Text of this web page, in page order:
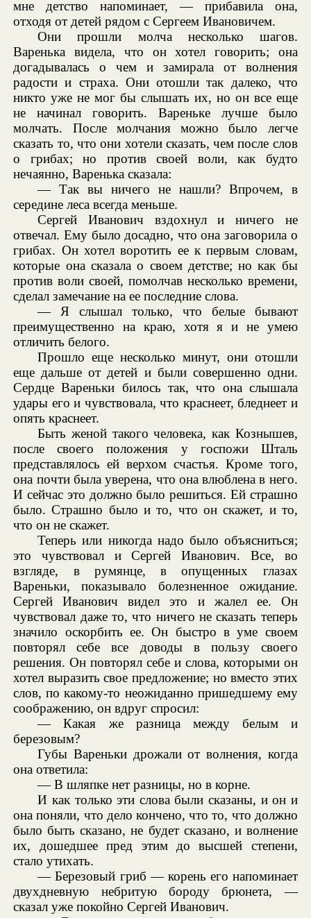
мне детство напоминает, — прибавила она,
отходя от детей рядом с Сергеем Ивановичем.
Они прошли молча несколько шагов.
Варенька видела, что он хотел говорить; она
догадывалась о чем и замирала от волнения
радости и страха. Они отошли так далеко, что
никто уже не мог бы слышать их, но он все еще
не начинал говорить. Вареньке лучше было
молчать. После молчания можно было легче
сказать то, что они хотели сказать, чем после слов
о грибах; но против своей воли, как будто
нечаянно, Варенька сказала:
— Так вы ничего не нашли? Впрочем, в
середине леса всегда меньше.
Сергей Иванович вздохнул и ничего не
отвечал. Ему было досадно, что она заговорила о
грибах. Он хотел воротить ее к первым словам,
которые она сказала о своем детстве; но как бы
против воли своей, помолчав несколько времени,
сделал замечание на ее последние слова.
— Я слышал только, что белые бывают
преимущественно на краю, хотя я и не умею
отличить белого.
Прошло еще несколько минут, они отошли
еще дальше от детей и были совершенно одни.
Сердце Вареньки билось так, что она слышала
удары его и чувствовала, что краснеет, бледнеет и
опять краснеет.
Быть женой такого человека, как Кознышев,
после своего положения у госпожи Шталь
представлялось ей верхом счастья. Кроме того,
она почти была уверена, что она влюблена в него.
И сейчас это должно было решиться. Ей страшно
было. Страшно было и то, что он скажет, и то,
что он не скажет.
Теперь или никогда надо было объясниться;
это чувствовал и Сергей Иванович. Все, во
взгляде, в румянце, в опущенных глазах
Вареньки, показывало болезненное ожидание.
Сергей Иванович видел это и жалел ее. Он
чувствовал даже то, что ничего не сказать теперь
значило оскорбить ее. Он быстро в уме своем
повторял себе все доводы в пользу своего
решения. Он повторял себе и слова, которыми он
хотел выразить свое предложение; но вместо этих
слов, по какому-то неожиданно пришедшему ему
соображению, он вдруг спросил:
— Какая же разница между белым и
березовым?
Губы Вареньки дрожали от волнения, когда
она ответила:
— В шляпке нет разницы, но в корне.
И как только эти слова были сказаны, и он и
она поняли, что дело кончено, что то, что должно
было быть сказано, не будет сказано, и волнение
их, дошедшее пред этим до высшей степени,
стало утихать.
— Березовый гриб — корень его напоминает
двухдневную небритую бороду брюнета, —
сказал уже покойно Сергей Иванович.